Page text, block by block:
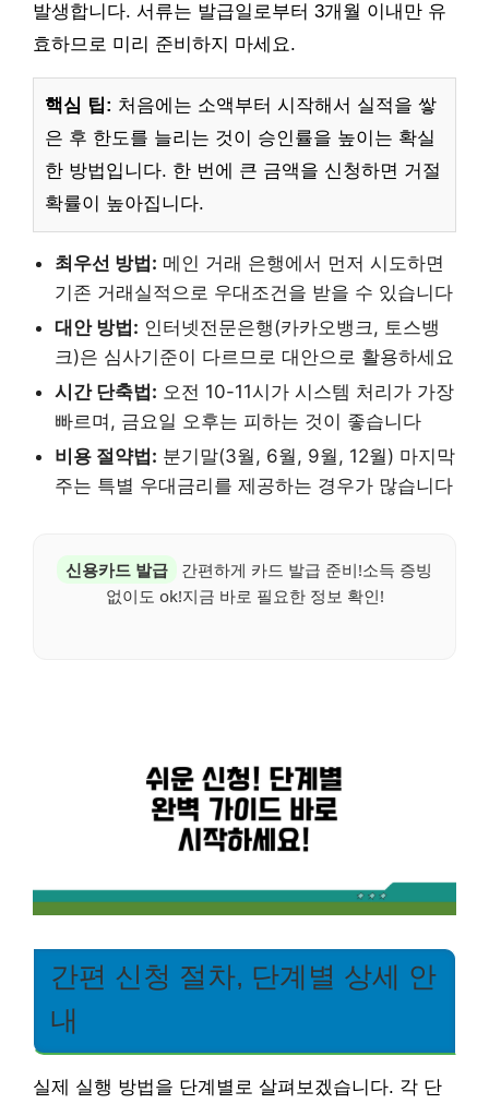
발생합니다. 서류는 발급일로부터 3개월 이내만 유
효하므로 미리 준비하지 마세요.
핵심 팁: 처음에는 소액부터 시작해서 실적을 쌓
은 후 한도를 늘리는 것이 승인률을 높이는 확실
한 방법입니다. 한 번에 큰 금액을 신청하면 거절
확률이 높아집니다.
최우선 방법: 메인 거래 은행에서 먼저 시도하면
기존 거래실적으로 우대조건을 받을 수 있습니다
대안 방법: 인터넷전문은행(카카오뱅크, 토스뱅
크)은 심사기준이 다르므로 대안으로 활용하세요
시간 단축법: 오전 10-11시가 시스템 처리가 가장
빠르며, 금요일 오후는 피하는 것이 좋습니다
비용 절약법: 분기말(3월, 6월, 9월, 12월) 마지막
주는 특별 우대금리를 제공하는 경우가 많습니다
신용카드 발급
간편하게 카드 발급 준비!소득 증빙
없이도 ok!지금 바로 필요한 정보 확인!
간편 신청 절차, 단계별 상세 안
내
실제 실행 방법을 단계별로 살펴보겠습니다. 각 단